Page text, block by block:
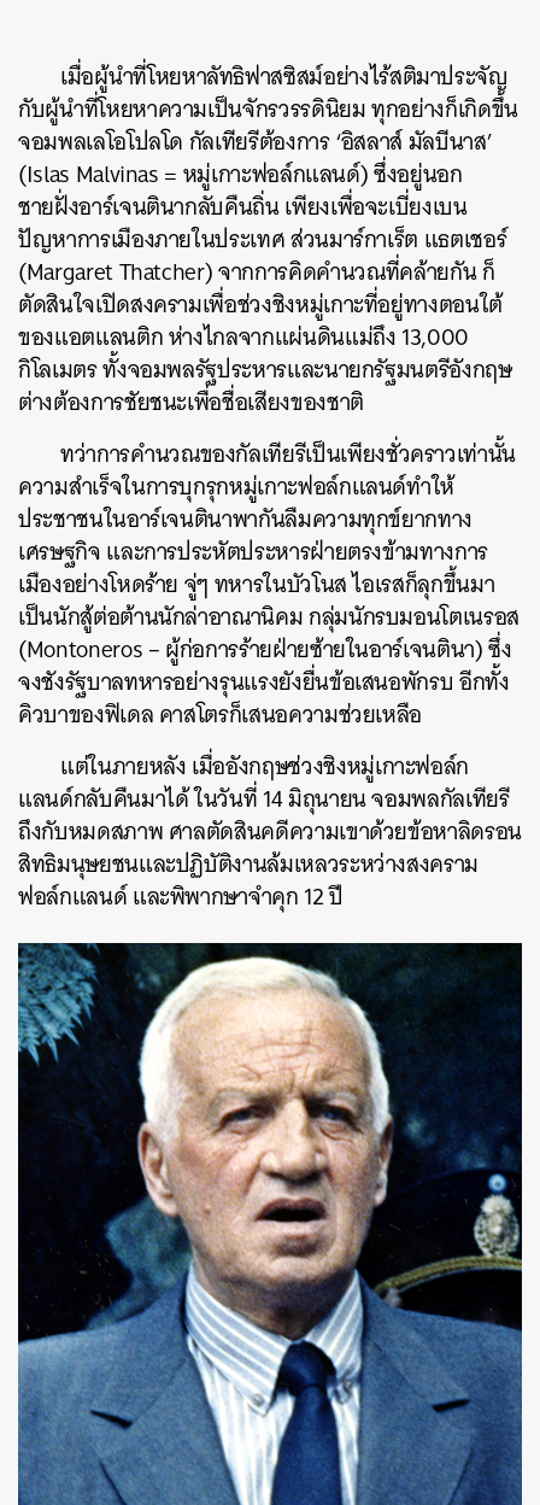
เมื่อผู้นำที่โหยหาลัทธิฟาสซิสม์อย่างไร้สติมาประจัญ
กับผู้นำที่โหยหาความเป็นจักรวรรดินิยม ทุกอย่างก็เกิดขึ้น
จอมพลเลโอโปลโด กัลเทียรีต้องการ ‘อิสลาส์ มัลบีนาส’
(Islas Malvinas = หมู่เกาะฟอล์กแลนด์) ซึ่งอยู่นอก
ชายฝั่งอาร์เจนตินากลับคืนถิ่น เพียงเพื่อจะเบี่ยงเบน
ปัญหาการเมืองภายในประเทศ ส่วนมาร์กาเร็ต แธตเชอร์
(Margaret Thatcher) จากการคิดคำนวณที่คล้ายกัน ก็
ตัดสินใจเปิดสงครามเพื่อช่วงชิงหมู่เกาะที่อยู่ทางตอนใต้
ของแอตแลนติก ห่างไกลจากแผ่นดินแม่ถึง 13,000
กิโลเมตร ทั้งจอมพลรัฐประหารและนายกรัฐมนตรีอังกฤษ
ต่างต้องการชัยชนะเพื่อชื่อเสียงของชาติ
ทว่าการคำนวณของกัลเทียรีเป็นเพียงชั่วคราวเท่านั้น
ความสำเร็จในการบุกรุกหมู่เกาะฟอล์กแลนด์ทำให้
ประชาชนในอาร์เจนตินาพากันลืมความทุกข์ยากทาง
เศรษฐกิจ และการประหัตประหารฝ่ายตรงข้ามทางการ
เมืองอย่างโหดร้าย จู่ๆ ทหารในบัวโนส ไอเรสก็ลุกขึ้นมา
เป็นนักสู้ต่อต้านนักล่าอาณานิคม กลุ่มนักรบมอนโตเนรอส
(Montoneros – ผู้ก่อการร้ายฝ่ายซ้ายในอาร์เจนตินา) ซึ่ง
จงชังรัฐบาลทหารอย่างรุนแรงยังยื่นข้อเสนอพักรบ อีกทั้ง
คิวบาของฟิเดล คาสโตรก็เสนอความช่วยเหลือ
แต่ในภายหลัง เมื่ออังกฤษช่วงชิงหมู่เกาะฟอล์ก
แลนด์กลับคืนมาได้ ในวันที่ 14 มิถุนายน จอมพลกัลเทียรี
ถึงกับหมดสภาพ ศาลตัดสินคดีความเขาด้วยข้อหาลิดรอน
สิทธิมนุษยชนและปฏิบัติงานล้มเหลวระหว่างสงคราม
ฟอล์กแลนด์ และพิพากษาจำคุก 12 ปี